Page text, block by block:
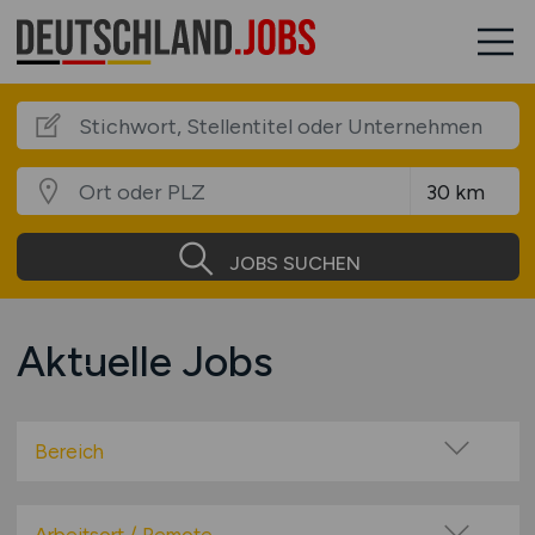
JOBS SUCHEN
Aktuelle Jobs
Bereich